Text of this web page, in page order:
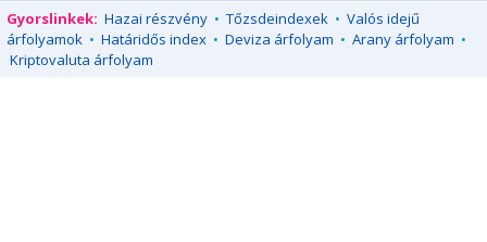
Gyorslinkek: Hazai részvény • Tőzsdeindexek • Valós idejű
árfolyamok • Határidős index • Deviza árfolyam • Arany árfolyam •
Kriptovaluta árfolyam